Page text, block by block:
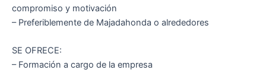
compromiso y motivación
– Preferiblemente de Majadahonda o alrededores
SE OFRECE:
– Formación a cargo de la empresa